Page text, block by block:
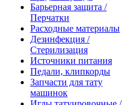
Барьерная защита /
Перчатки
Расходные материалы
Дезинфекция /
Стерилизация
Источники питания
Педали, клипкорды
Запчасти для тату
машинок